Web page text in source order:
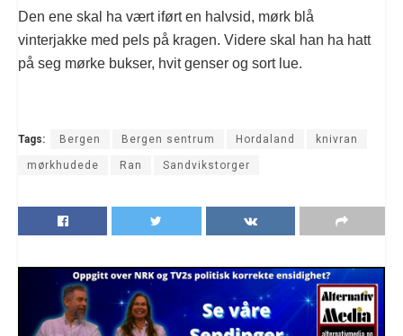
Den ene skal ha vært iført en halvsid, mørk blå
vinterjakke med pels på kragen. Videre skal han ha hatt
på seg mørke bukser, hvit genser og sort lue.
Tags: Bergen Bergen sentrum Hordaland knivran
mørkhudede Ran Sandvikstorger